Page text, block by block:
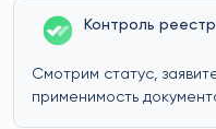
Контроль
Смотрим статус,
применимость